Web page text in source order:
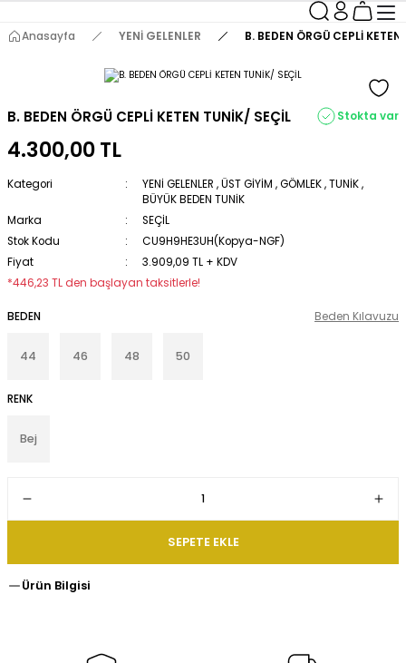
Anasayfa YENİ GELENLER B. BEDEN ÖRGÜ CEPLİ
B. BEDEN ÖRGÜ CEPLİ KETEN TUNİK/ SEÇİL Stokta var
4.300,00 TL
Kategori YENİ GELENLER ,ÜST GİYİM ,GÖMLEK ,TUNİK ,
BÜYÜK BEDEN TUNİK
Marka
SEÇİL
Stok Kodu
CU9H9HE3UH(Kopya-NGF)
Fiyat
3.909,09 TL + KDV
*446,23 TL den başlayan taksitlerle!
BEDEN
44 46 48 50
RENK
Bej
Beden Kılavuzu
SEPETE EKLE
Ürün Bilgisi